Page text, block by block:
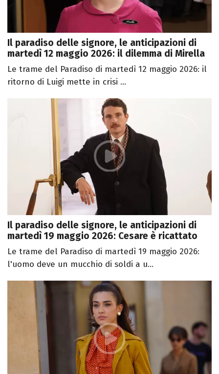
Il paradiso delle signore, le anticipazioni di
martedì 12 maggio 2026: il dilemma di Mirella
Le trame del Paradiso di martedì 12 maggio 2026: il
ritorno di Luigi mette in crisi ...
Il paradiso delle signore, le anticipazioni di
martedì 19 maggio 2026: Cesare è ricattato
Le trame del Paradiso di martedì 19 maggio 2026:
l'uomo deve un mucchio di soldi a u...